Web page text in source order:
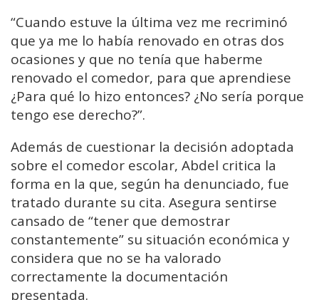
“Cuando estuve la última vez me recriminó
que ya me lo había renovado en otras dos
ocasiones y que no tenía que haberme
renovado el comedor, para que aprendiese
¿Para qué lo hizo entonces? ¿No sería porque
tengo ese derecho?”.
Además de cuestionar la decisión adoptada
sobre el comedor escolar, Abdel critica la
forma en la que, según ha denunciado, fue
tratado durante su cita. Asegura sentirse
cansado de “tener que demostrar
constantemente” su situación económica y
considera que no se ha valorado
correctamente la documentación
presentada.